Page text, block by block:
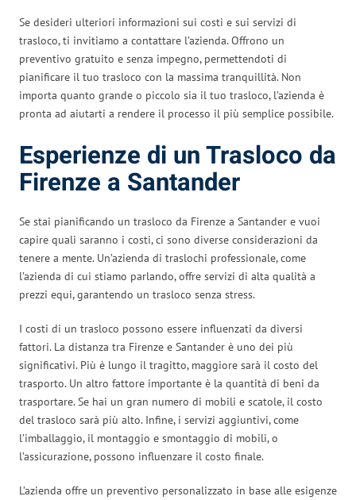
Se desideri ulteriori informazioni sui costi e sui servizi di
trasloco, ti invitiamo a contattare l’azienda. Offrono un
preventivo gratuito e senza impegno, permettendoti di
pianificare il tuo trasloco con la massima tranquillità. Non
importa quanto grande o piccolo sia il tuo trasloco, l’azienda è
pronta ad aiutarti a rendere il processo il più semplice possibile.
Esperienze di un Trasloco da
Firenze a Santander
Se stai pianificando un trasloco da Firenze a Santander e vuoi
capire quali saranno i costi, ci sono diverse considerazioni da
tenere a mente. Un’azienda di traslochi professionale, come
l’azienda di cui stiamo parlando, offre servizi di alta qualità a
prezzi equi, garantendo un trasloco senza stress.
I costi di un trasloco possono essere influenzati da diversi
fattori. La distanza tra Firenze e Santander è uno dei più
significativi. Più è lungo il tragitto, maggiore sarà il costo del
trasporto. Un altro fattore importante è la quantità di beni da
trasportare. Se hai un gran numero di mobili e scatole, il costo
del trasloco sarà più alto. Infine, i servizi aggiuntivi, come
l’imballaggio, il montaggio e smontaggio di mobili, o
l’assicurazione, possono influenzare il costo finale.
L’azienda offre un preventivo personalizzato in base alle esigenze